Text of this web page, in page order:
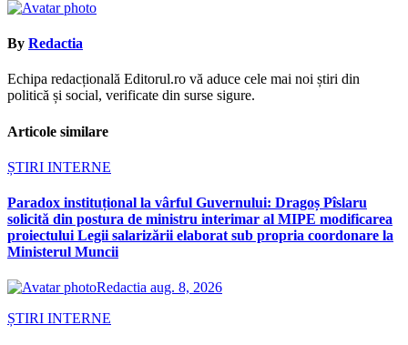
By Redactia
Echipa redacțională Editorul.ro vă aduce cele mai noi știri din
politică și social, verificate din surse sigure.
Articole similare
ȘTIRI INTERNE
Paradox instituțional la vârful Guvernului: Dragoș Pîslaru
solicită din postura de ministru interimar al MIPE modificarea
proiectului Legii salarizării elaborat sub propria coordonare la
Ministerul Muncii
Redactia aug. 8, 2026
ȘTIRI INTERNE